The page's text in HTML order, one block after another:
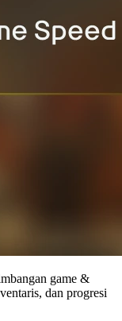
game &
dan progresi